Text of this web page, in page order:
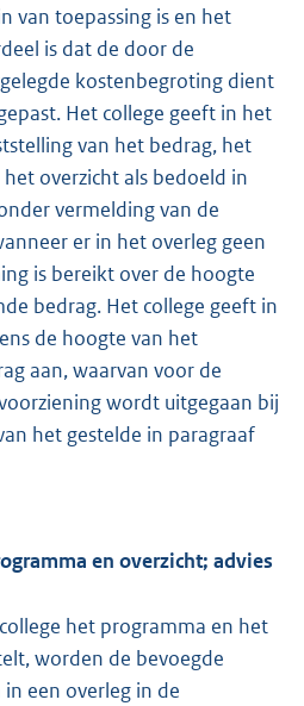
van toepassing is en het
is dat de door de
kostenbegroting dient
Het college geeft in het
van het bedrag, het
overzicht als bedoeld in
vermelding van de
er in het overleg geen
is bereikt over de hoogte
bedrag. Het college geeft in
de hoogte van het
aan, waarvan voor de
wordt uitgegaan bij
het gestelde in paragraaf
en overzicht; advies
het programma en het
worden de bevoegde
in een overleg in de